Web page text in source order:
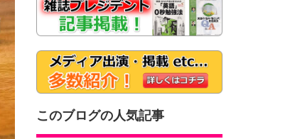
このブログの人気記事